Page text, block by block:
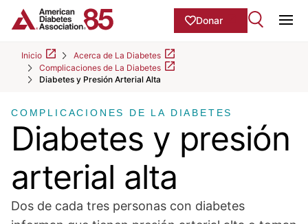
Skip to Main content
Donar
Inicio
Acerca de La Diabetes
Complicaciones de La Diabetes
Diabetes y Presión Arterial Alta
main
content
COMPLICACIONES DE LA DIABETES
Diabetes y presión
arterial alta
Dos de cada tres personas con diabetes